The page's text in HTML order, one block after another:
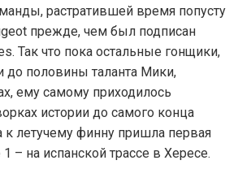
растратившей время попусту
прежде, чем был подписан
Так что пока остальные гонщики,
до половины таланта Мики,
ему самому приходилось
истории до самого конца
к летучему финну пришла первая
– на испанской трассе в Хересе.